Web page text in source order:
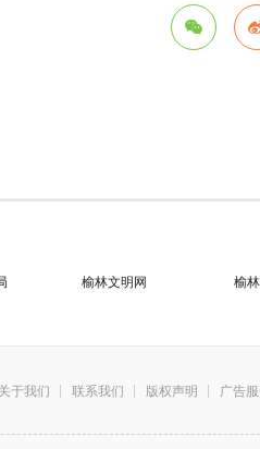
榆林文明网 榆
关于我们 联系我们 版权声明 广告